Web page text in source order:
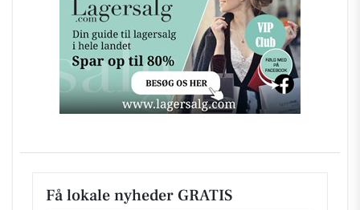
Få lokale nyheder GRATIS